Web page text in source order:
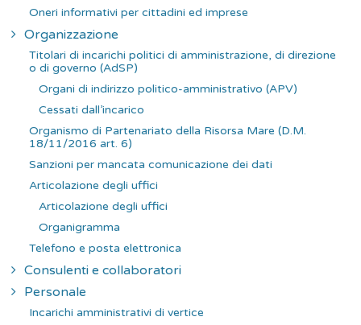
Oneri informativi per cittadini ed imprese
Organizzazione
Titolari di incarichi politici di amministrazione, di direzione
o di governo (AdSP)
Organi di indirizzo politico-amministrativo (APV)
Cessati dall’incarico
Organismo di Partenariato della Risorsa Mare (D.M.
18/11/2016 art. 6)
Sanzioni per mancata comunicazione dei dati
Articolazione degli uffici
Articolazione degli uffici
Organigramma
Telefono e posta elettronica
Consulenti e collaboratori
Personale
Incarichi amministrativi di vertice